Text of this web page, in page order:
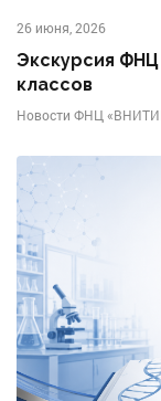
26 июня, 2026
Экскурсия
классов
Новости ФНЦ